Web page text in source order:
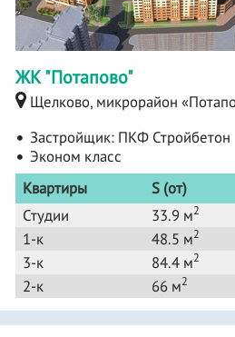
ЖК "Потапово"
Щелково, микрорайон
Застройщик: ПКФ Стройбетон
Эконом класс
Квартиры
S (от)
Студии
33.9 м2
1-к 48.5 м2
3-к 84.4 м2
2-к 66 м2